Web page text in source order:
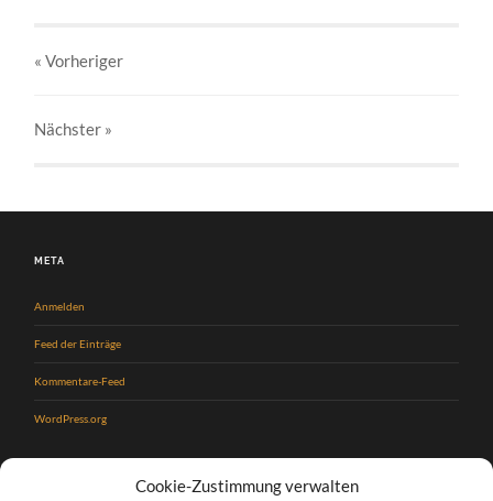
Cookie-Zustimmung verwalten
« Vorheriger
Nächster »
META
Anmelden
Feed der Einträge
Kommentare-Feed
WordPress.org